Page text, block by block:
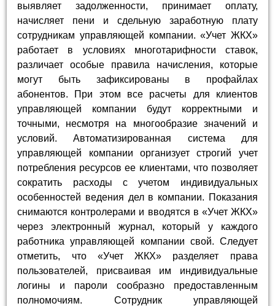
выявляет задолженности, принимает оплату,
начисляет пени и сдельную заработную плату
сотрудникам управляющей компании. «Учет ЖКХ»
работает в условиях многотарифности ставок,
различает особые правила начисления, которые
могут быть зафиксированы в профайлах
абонентов. При этом все расчеты для клиентов
управляющей компании будут корректными и
точными, несмотря на многообразие значений и
условий. Автоматизированная система для
управляющей компании организует строгий учет
потребления ресурсов ее клиентами, что позволяет
сократить расходы с учетом индивидуальных
особенностей ведения дел в компании. Показания
снимаются контролерами и вводятся в «Учет ЖКХ»
через электронный журнал, который у каждого
работника управляющей компании свой. Следует
отметить, что «Учет ЖКХ» разделяет права
пользователей, присваивая им индивидуальные
логины и пароли сообразно предоставленным
полномочиям. Сотрудник управляющей